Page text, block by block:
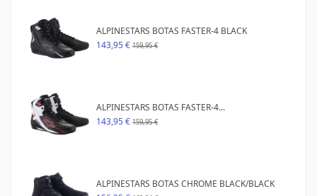
ALPINESTARS BOTAS FASTER-4 BLACK
143,95 € 159,95 €
ALPINESTARS BOTAS FASTER-4...
143,95 € 159,95 €
ALPINESTARS BOTAS CHROME BLACK/BLACK